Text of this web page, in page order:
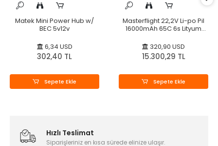
Matek Mini Power Hub w/
BEC 5v12v
6,34 USD
302,40 TL
Sepete Ekle
Masterflight 22,2V Li-po Pil
16000mAh 65C 6s Lityum
320,90 USD
15.300,29 TL
Sepete Ekle
Hızlı Teslimat
Siparişleriniz en kısa sürede elinize ulaşır.